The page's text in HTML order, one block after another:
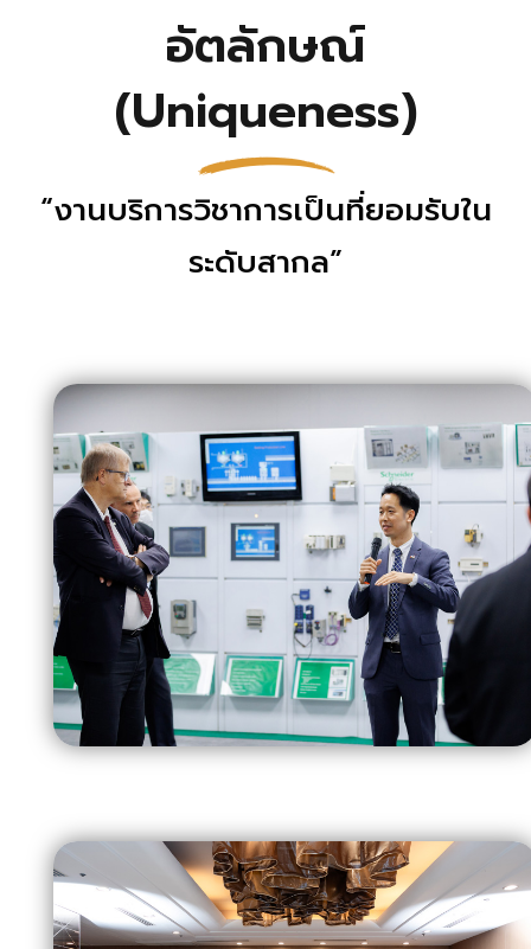
อัตลักษณ์
(Uniqueness)
“งานบริการวิชาการเป็นที่ยอมรับใน
ระดับสากล”